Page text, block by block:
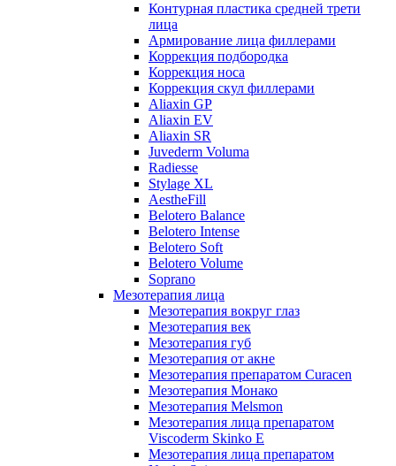
Контурная пластика средней трети
лица
Армирование лица филлерами
Коррекция подбородка
Коррекция носа
Коррекция скул филлерами
Aliaxin GP
Aliaxin EV
Aliaxin SR
Juvederm Voluma
Radiesse
Stylage XL
AestheFill
Belotero Balance
Belotero Intense
Belotero Soft
Belotero Volume
Soprano
Мезотерапия лица
Мезотерапия вокруг глаз
Мезотерапия век
Мезотерапия губ
Мезотерапия от акне
Мезотерапия препаратом Curacen
Мезотерапия Монако
Мезотерапия Melsmon
Мезотерапия лица препаратом
Viscoderm Skinko E
Мезотерапия лица препаратом